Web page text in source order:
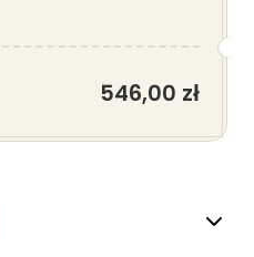
546,00 zł